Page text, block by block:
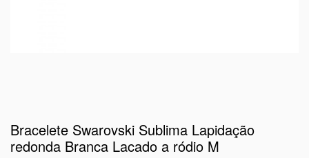
Bracelete Swarovski Sublima Lapidação
redonda Branca Lacado a ródio M